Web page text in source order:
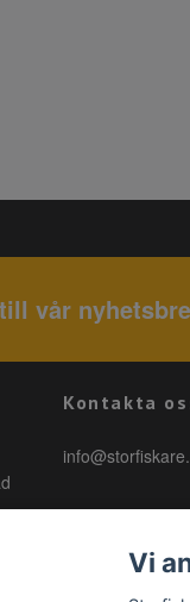
vår
Kontakta
Vi